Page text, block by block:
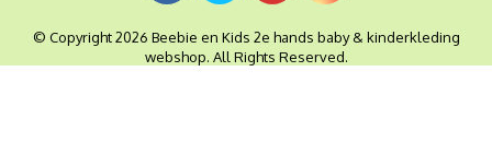
© Copyright 2026 Beebie en Kids 2e hands baby & kinderkleding
webshop. All Rights Reserved.